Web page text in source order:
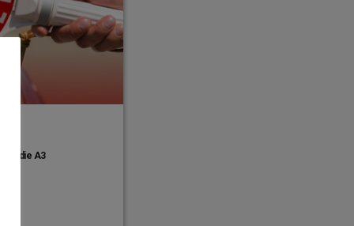
die A3